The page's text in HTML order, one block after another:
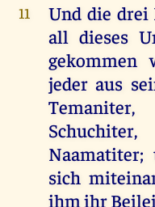
11 Und die drei
all dieses
gekommen
jeder aus
Temaniter,
Schuchiter,
Naamatiter;
sich
ihmihr